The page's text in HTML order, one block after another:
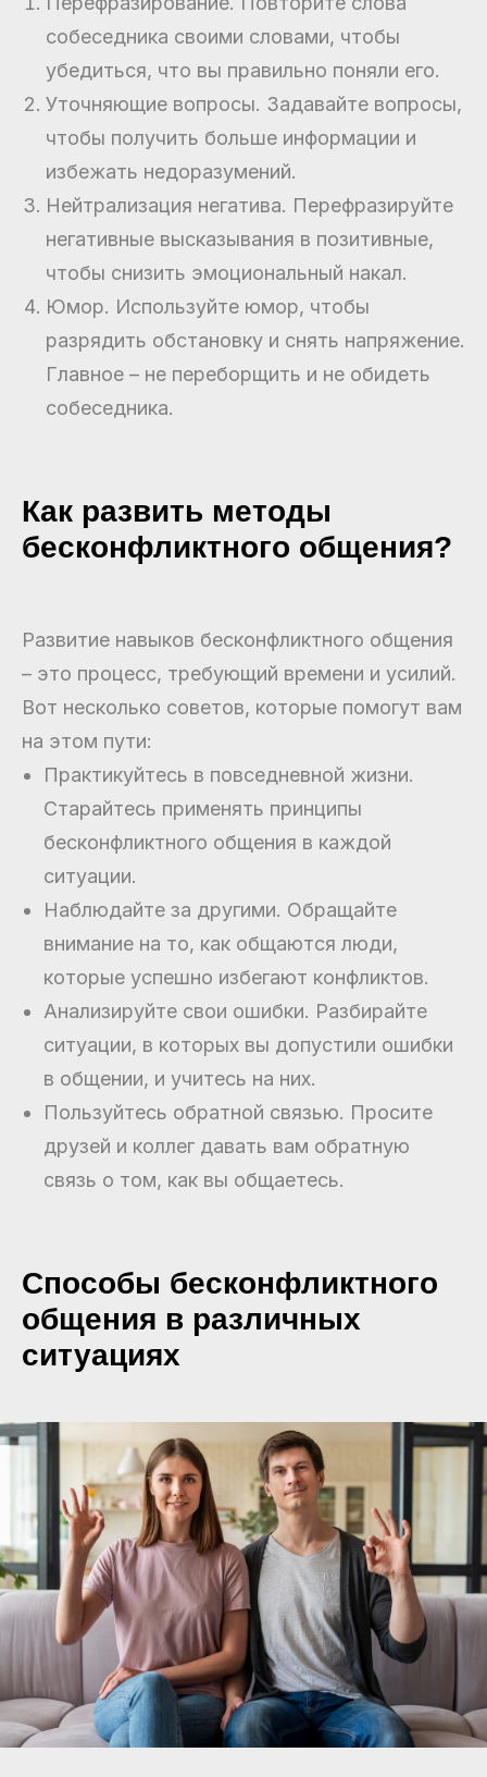
собеседника своими словами, чтобы
убедиться, что вы правильно поняли его.
Уточняющие вопросы. Задавайте вопросы,
чтобы получить больше информации и
избежать недоразумений.
Нейтрализация негатива. Перефразируйте
негативные высказывания в позитивные,
чтобы снизить эмоциональный накал.
Юмор. Используйте юмор, чтобы
разрядить обстановку и снять напряжение.
Главное – не переборщить и не обидеть
собеседника.
Как развить методы
бесконфликтного общения?
Развитие навыков бесконфликтного общения
– это процесс, требующий времени и усилий.
Вот несколько советов, которые помогут вам
на этом пути:
Практикуйтесь в повседневной жизни.
Старайтесь применять принципы
бесконфликтного общения в каждой
ситуации.
Наблюдайте за другими. Обращайте
внимание на то, как общаются люди,
которые успешно избегают конфликтов.
Анализируйте свои ошибки. Разбирайте
ситуации, в которых вы допустили ошибки
в общении, и учитесь на них.
Пользуйтесь обратной связью. Просите
друзей и коллег давать вам обратную
связь о том, как вы общаетесь.
Способы бесконфликтного
общения в различных
ситуациях